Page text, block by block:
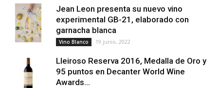
Jean Leon presenta su nuevo vino
experimental GB-21, elaborado con
garnacha blanca
Vino Blanco 19 junio, 2022
Lleiroso Reserva 2016, Medalla de Oro y
95 puntos en Decanter World Wine
Awards...